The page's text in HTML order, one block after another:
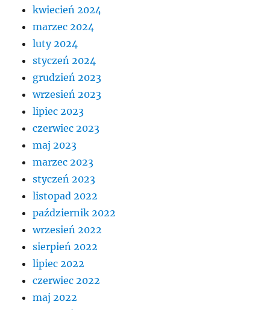
kwiecień 2024
marzec 2024
luty 2024
styczeń 2024
grudzień 2023
wrzesień 2023
lipiec 2023
czerwiec 2023
maj 2023
marzec 2023
styczeń 2023
listopad 2022
październik 2022
wrzesień 2022
sierpień 2022
lipiec 2022
czerwiec 2022
maj 2022